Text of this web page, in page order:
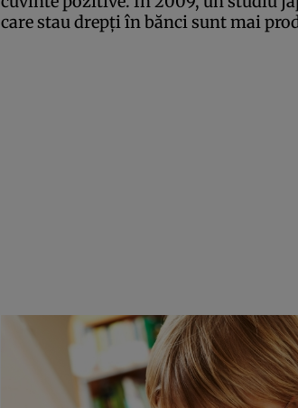
care stau drepţi în bănci sunt mai